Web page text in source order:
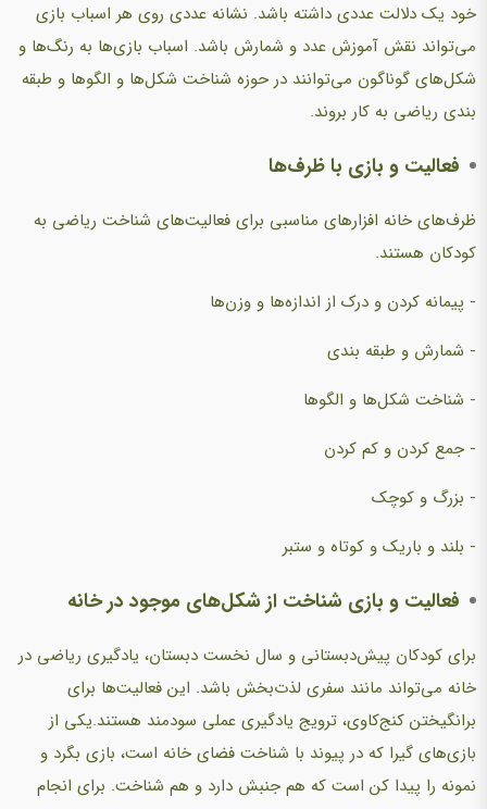
خود یک دلالت عددی داشته باشد. نشانه عددی روی هر اسباب بازی
می‌تواند نقش آموزش عدد و شمارش باشد. اسباب بازی‌ها به رنگ‌ها و
شکل‌های گوناگون می‌توانند در حوزه شناخت شکل‌ها و الگوها و طبقه
بندی ریاضی به کار بروند.
فعالیت و بازی با ظرف‌ها
ظرف‌های خانه افزارهای مناسبی برای فعالیت‌های شناخت ریاضی به
کودکان هستند.
- پیمانه کردن و درک از اندازه‌ها و وزن‌ها
- شمارش و طبقه بندی
- شناخت شکل‌ها و الگوها
- جمع کردن و کم کردن
- بزرگ و کوچک
- بلند و باریک و کوتاه و ستبر
فعالیت و بازی شناخت از شکل‌های موجود در خانه
برای کودکان پیش‌دبستانی و سال نخست دبستان، یادگیری ریاضی در
خانه می‌تواند مانند سفری لذت‌بخش باشد. این فعالیت‌ها برای
برانگیختن کنج‌کاوی، ترویج یادگیری عملی سودمند هستند.یکی از
بازی‌های گیرا که در پیوند با شناخت فضای خانه است، بازی بگرد و
نمونه را پیدا کن است که هم جنبش دارد و هم شناخت. برای انجام